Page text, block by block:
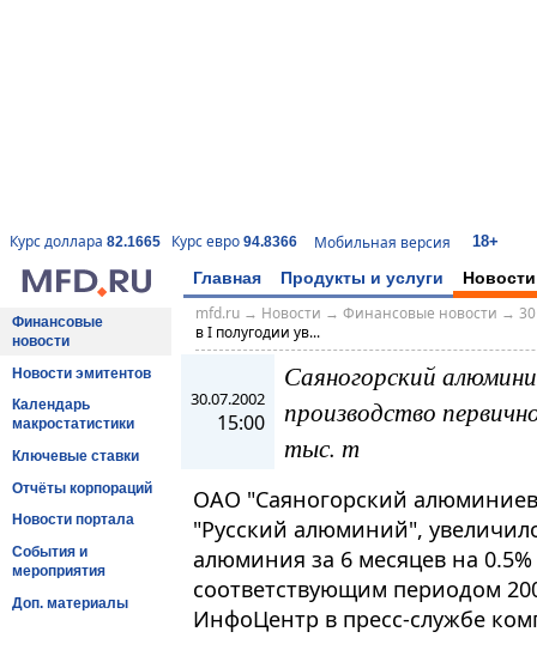
Курс доллара 82.1665 Курс евро 94.8366 Мобильная версия 18+
Главная Продукты и услуги Новости
Финансовые
новости
Новости эмитентов
Календарь
макростатистики
Ключевые ставки
Отчёты корпораций
Новости портала
События и
мероприятия
Доп. материалы
mfd.ru→ Новости → Финансовые новости →
в I полугодии ув...
30.07.2002
15:00
Саяногорский
производство
тыс. т
ОАО "Саяногорский
"Русский алюминий",
алюминия за 6 месяцев на
соответствующим периодом
ИнфоЦентр в пресс-службе